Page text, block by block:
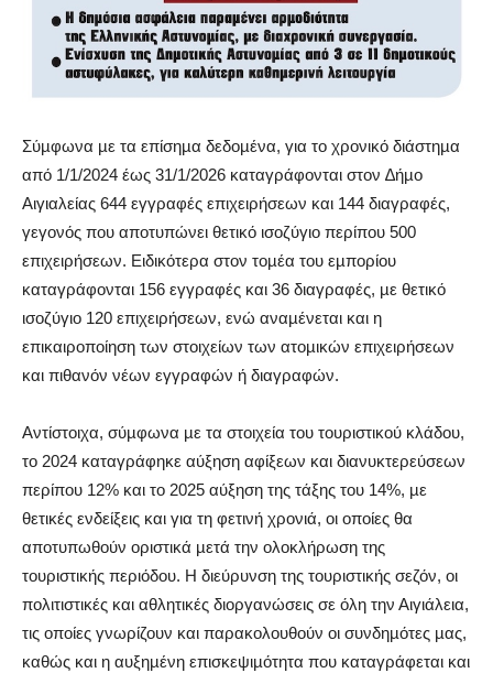
Σύµφωνα µε τα επίσηµα δεδοµένα, για το χρονικό διάστηµα
από 1/1/2024 έως 31/1/2026 καταγράφονται στον ∆ήµο
Αιγιαλείας 644 εγγραφές επιχειρήσεων και 144 διαγραφές,
γεγονός που αποτυπώνει θετικό ισοζύγιο περίπου 500
επιχειρήσεων. Ειδικότερα στον τοµέα του εµπορίου
καταγράφονται 156 εγγραφές και 36 διαγραφές, µε θετικό
ισοζύγιο 120 επιχειρήσεων, ενώ αναµένεται και η
επικαιροποίηση των στοιχείων των ατοµικών επιχειρήσεων
και πιθανόν νέων εγγραφών ή διαγραφών.
Αντίστοιχα, σύµφωνα µε τα στοιχεία του τουριστικού κλάδου,
το 2024 καταγράφηκε αύξηση αφίξεων και διανυκτερεύσεων
περίπου 12% και το 2025 αύξηση της τάξης του 14%, µε
θετικές ενδείξεις και για τη φετινή χρονιά, οι οποίες θα
αποτυπωθούν οριστικά µετά την ολοκλήρωση της
τουριστικής περιόδου. Η διεύρυνση της τουριστικής σεζόν, οι
πολιτιστικές και αθλητικές διοργανώσεις σε όλη την Αιγιάλεια,
τις οποίες γνωρίζουν και παρακολουθούν οι συνδηµότες µας,
καθώς και η αυξηµένη επισκεψιµότητα που καταγράφεται και